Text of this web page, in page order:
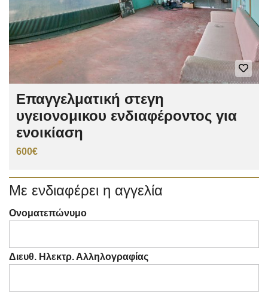
Επαγγελματική στεγη
υγειονομικου ενδιαφέροντος για
ενοικίαση
600€
Με ενδιαφέρει η αγγελία
Ονοματεπώνυμο
Διευθ. Ηλεκτρ. Αλληλογραφίας